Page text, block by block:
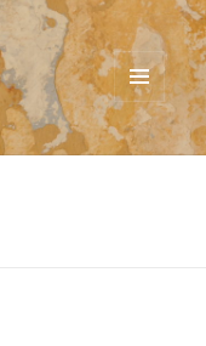
MENU
AND
WIDGETS